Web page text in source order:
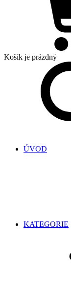
Košík je prázdný
ÚVOD
KATEGORIE